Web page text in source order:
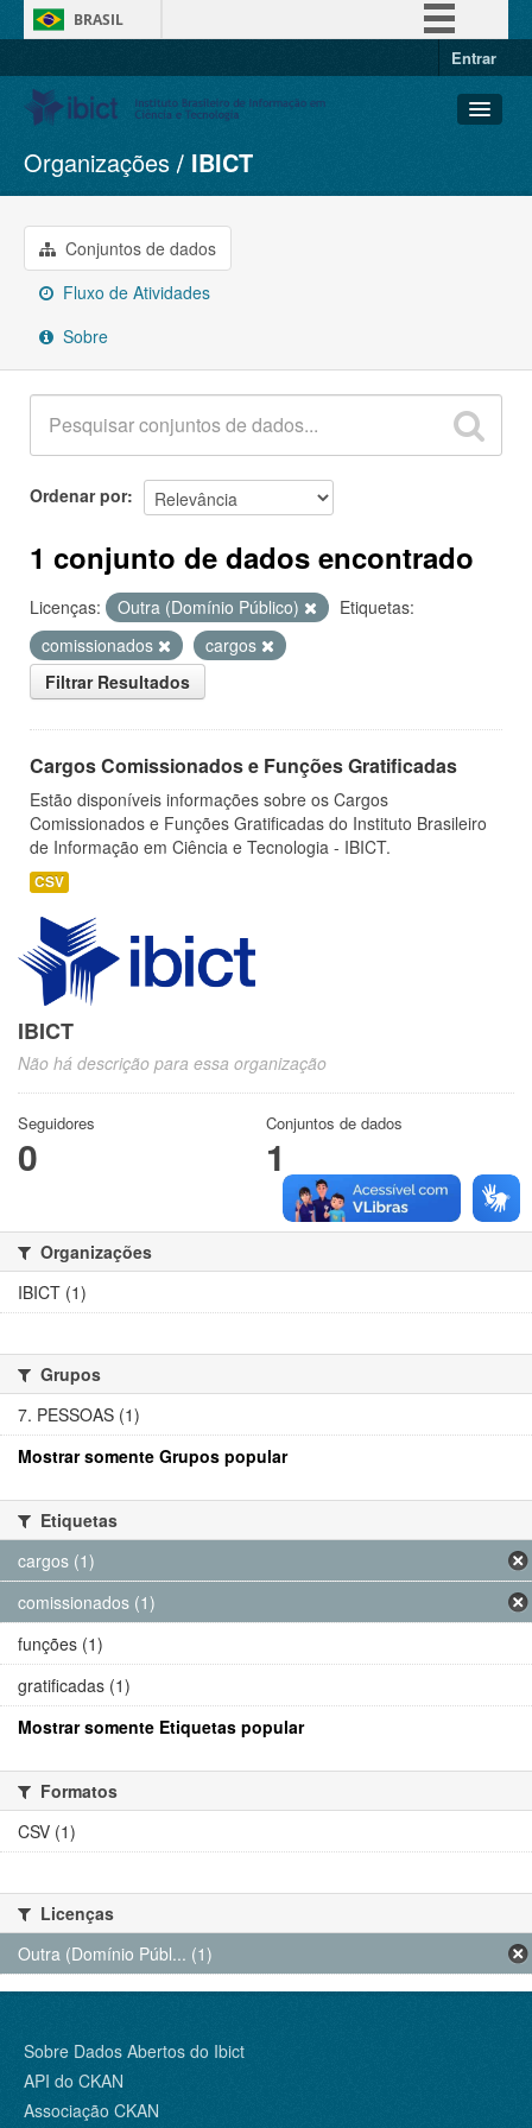
BRASIL
Entrar
Conjuntos de dados
Organizações
Grupos
Sobre
Organizações IBICT
Conjuntos de dados
Fluxo de Atividades
Sobre
Ordenar por
1 conjunto de dados encontrado
Licenças: Outra (Domínio Público)
Etiquetas:
comissionados
cargos
Filtrar Resultados
Cargos Comissionados e Funções Gratificadas
Estão disponíveis informações sobre os Cargos
Comissionados e Funções Gratificadas do Instituto Brasileiro
de Informação em Ciência e Tecnologia - IBICT.
CSV
IBICT
Não há descrição para essa organização
Seguidores
0
Conjuntos de dados
1
Organizações
IBICT (1)
Grupos
7. PESSOAS (1)
Mostrar somente Grupos popular
Etiquetas
cargos (1)
comissionados (1)
funções (1)
gratificadas (1)
Mostrar somente Etiquetas popular
Formatos
CSV (1)
Licenças
Outra (Domínio Públ... (1)
Sobre Dados Abertos do Ibict
API do CKAN
Associação CKAN